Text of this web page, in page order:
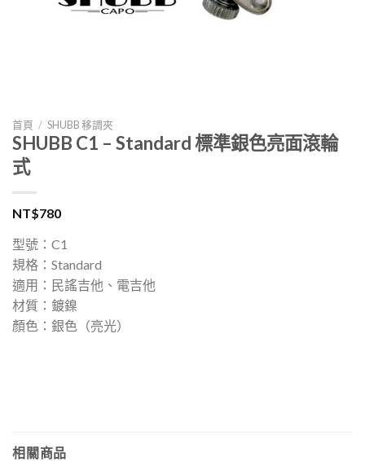
首頁 / SHUBB 移調夾
SHUBB C1 – Standard 標準銀色亮面滾輪
式
NT$780
型號：C1
規格：Standard
適用：民謠吉他、電吉他
材質：鍍鎳
顏色：銀色（亮光）
相關商品